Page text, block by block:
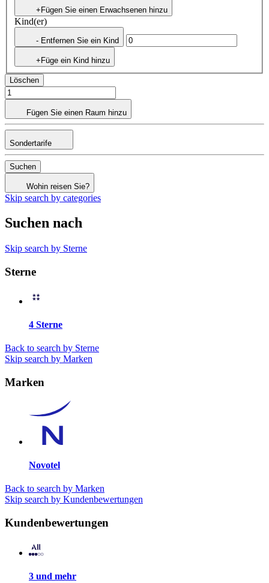
+Fügen Sie einen Erwachsenen hinzu
Kind(er)
- Entfernen Sie ein Kind
+Füge ein Kind hinzu
Löschen
Fügen Sie einen Raum hinzu
Sondertarife
Suchen
Wohin reisen Sie?
Skip search by categories
Suchen nach
Skip search by Sterne
Sterne
4 Sterne
Back to search by Sterne
Skip search by Marken
Marken
Novotel
Back to search by Marken
Skip search by Kundenbewertungen
Kundenbewertungen
3 und mehr